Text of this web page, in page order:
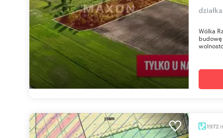
Wólka
1972